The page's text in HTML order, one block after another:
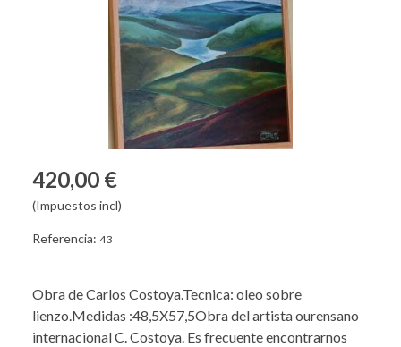
420,00 €
(Impuestos incl)
Referencia: 43
Obra de Carlos Costoya.Tecnica: oleo sobre
lienzo.Medidas :48,5X57,5Obra del artista ourensano
internacional C. Costoya. Es frecuente encontrarnos